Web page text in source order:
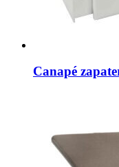
Canapé